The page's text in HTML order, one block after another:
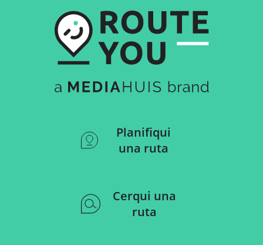
Planifiqui
una ruta
Cerqui una
ruta